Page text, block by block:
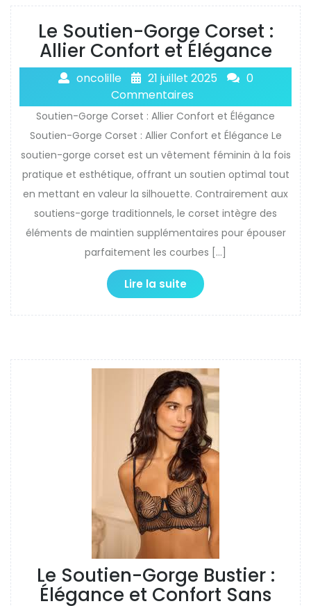
Le Soutien-Gorge Corset :
Allier Confort et Élégance
oncolille 21 juillet 2025
0
Commentaires
Soutien-Gorge Corset : Allier Confort et Élégance
Soutien-Gorge Corset : Allier Confort et Élégance Le
soutien-gorge corset est un vêtement féminin à la fois
pratique et esthétique, offrant un soutien optimal tout
en mettant en valeur la silhouette. Contrairement aux
soutiens-gorge traditionnels, le corset intègre des
éléments de maintien supplémentaires pour épouser
parfaitement les courbes […]
Lire la suite
Le Soutien-Gorge Bustier :
Élégance et Confort Sans